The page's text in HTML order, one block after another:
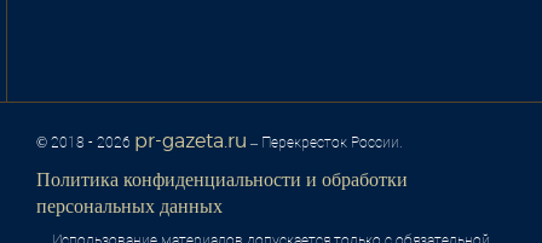
© 2018 - 2026 pr-gazeta.ru – Перекресток России.
Политика конфиденциальности и обработки
персональных данных